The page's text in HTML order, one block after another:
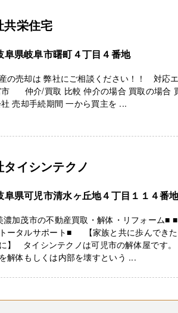
共栄住宅
阜県岐阜市曙町４丁目４番地
の売却は 弊社にご相談ください！！ 対応
市 仲介/買取 比較 仲介の場合 買取の場合
売却手続期間 一から買主を ...
イシンテクノ
阜県可児市清水ヶ丘地４丁目１１４番
濃加茂市の不動産買取・解体・リフォーム■
ータルサポート■ 【家族と共に歩んでき
】 タイシンテクノは可児市の解体屋です。
解体もしくは内部を壊すという ...